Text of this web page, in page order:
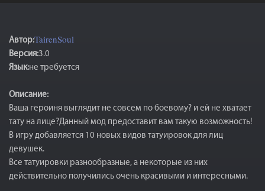
Автор:TairenSoul
Версия:3.0
Язык:не требуется
Описание:
Ваша героиня выглядит не совсем по боевому? и ей не хватает
тату на лице?Данный мод предоставит вам такую возможность!
В игру добавляется 10 новых видов татуировок для лиц
девушек.
Все татуировки разнообразные, а некоторые из них
действительно получились очень красивыми и интересными.